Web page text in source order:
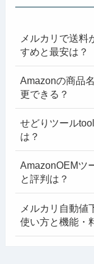
メルカリで送料
すめと最安は？
Amazonの商品
更できる？
せどりツール
は？
AmazonOEMツ
と評判は？
メルカリ自動値
使い方と機能・